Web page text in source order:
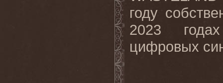
году
2023
цифровых